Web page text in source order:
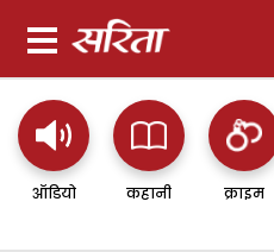
ऑडियो कहानी क्राइम